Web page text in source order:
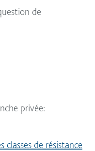
de
privée:
de résistance